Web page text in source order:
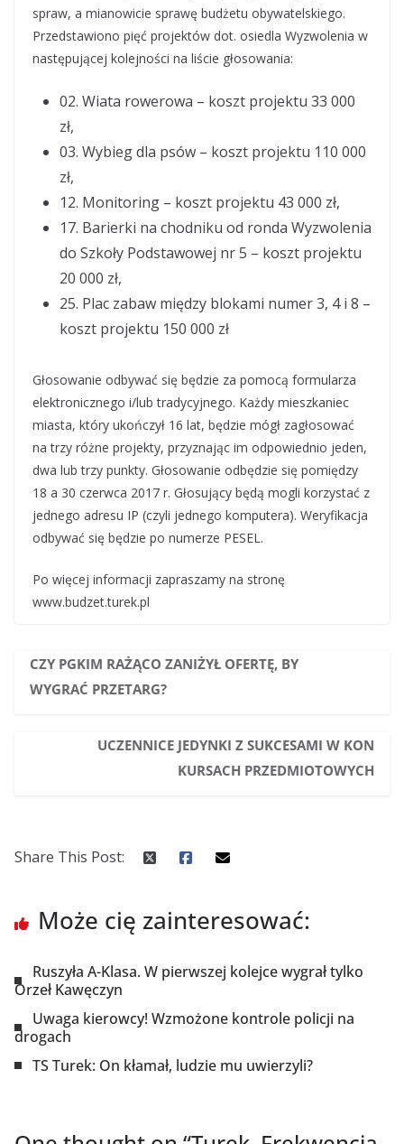
spraw, a mianowicie sprawę budżetu obywatelskiego.
Przedstawiono pięć projektów dot. osiedla Wyzwolenia w
następującej kolejności na liście głosowania:
02. Wiata rowerowa – koszt projektu 33 000
zł,
03. Wybieg dla psów – koszt projektu 110 000
zł,
12. Monitoring – koszt projektu 43 000 zł,
17. Barierki na chodniku od ronda Wyzwolenia
do Szkoły Podstawowej nr 5 – koszt projektu
20 000 zł,
25. Plac zabaw między blokami numer 3, 4 i 8 –
koszt projektu 150 000 zł
Głosowanie odbywać się będzie za pomocą formularza
elektronicznego i/lub tradycyjnego. Każdy mieszkaniec
miasta, który ukończył 16 lat, będzie mógł zagłosować
na trzy różne projekty, przyznając im odpowiednio jeden,
dwa lub trzy punkty. Głosowanie odbędzie się pomiędzy
18 a 30 czerwca 2017 r. Głosujący będą mogli korzystać z
jednego adresu IP (czyli jednego komputera). Weryfikacja
odbywać się będzie po numerze PESEL.
Po więcej informacji zapraszamy na stronę
www.budzet.turek.pl
CZY PGKIM RAŻĄCO ZANIŻYŁ OFERTĘ, BY
WYGRAĆ PRZETARG?
UCZENNICE JEDYNKI Z SUKCESAMI W KON
KURSACH PRZEDMIOTOWYCH
Share This Post:
Może cię zainteresować:
Ruszyła A-Klasa. W pierwszej kolejce wygrał tylko
Orzeł Kawęczyn
Uwaga kierowcy! Wzmożone kontrole policji na
drogach
TS Turek: On kłamał, ludzie mu uwierzyli?